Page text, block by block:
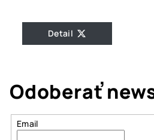
Detail
Odoberať
Email